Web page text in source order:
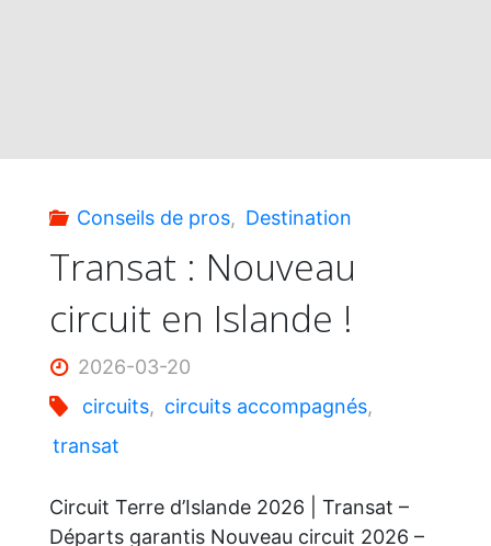
Conseils de pros, Destination
Transat : Nouveau
circuit en Islande !
2026-03-20
circuits, circuits accompagnés,
transat
Circuit Terre d’Islande 2026 | Transat –
Départs garantis Nouveau circuit 2026 –